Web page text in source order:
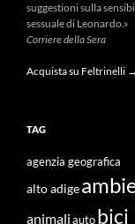
suggestioni sulla
sessuale di Leonardo.»
Corriere della Sera
Acquista su Feltrinelli →
TAG
agenzia geografica
alto adige
animali auto bici